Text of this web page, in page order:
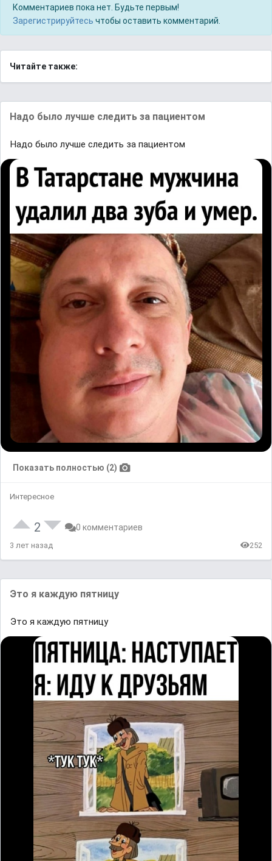
Комментариев пока нет. Будьте первым!
Зарегистрируйтесь чтобы оставить комментарий.
Читайте также:
Надо было лучше следить за пациентом
Надо было лучше следить за пациентом
Показать полностью (2)
Интересное
2 0 комментариев
3 лет назад 252
Этo я кaждyю ᴨятницу
Этo я кaждyю ᴨятницу